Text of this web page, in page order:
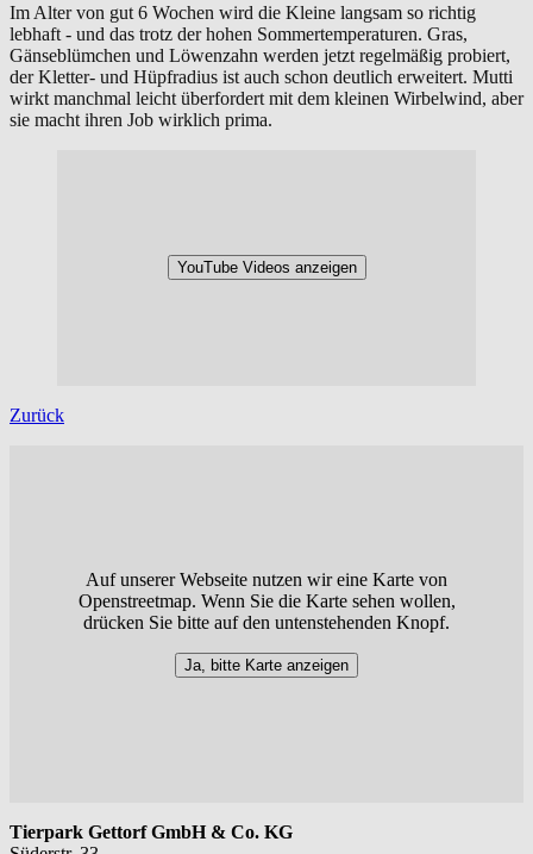
Im Alter von gut 6 Wochen wird die Kleine langsam so richtig
lebhaft - und das trotz der hohen Sommertemperaturen. Gras,
Gänseblümchen und Löwenzahn werden jetzt regelmäßig probiert,
der Kletter- und Hüpfradius ist auch schon deutlich erweitert. Mutti
wirkt manchmal leicht überfordert mit dem kleinen Wirbelwind, aber
sie macht ihren Job wirklich prima.
YouTube Videos anzeigen
Zurück
Auf unserer Webseite nutzen wir eine Karte von
Openstreetmap. Wenn Sie die Karte sehen wollen,
drücken Sie bitte auf den untenstehenden Knopf.
Ja, bitte Karte anzeigen
Tierpark Gettorf GmbH & Co. KG